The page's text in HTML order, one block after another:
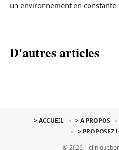
un environnement en constante
D'autres articles
© 2026 |
> ACCUEIL > A PROPOS
> PROPOSEZ